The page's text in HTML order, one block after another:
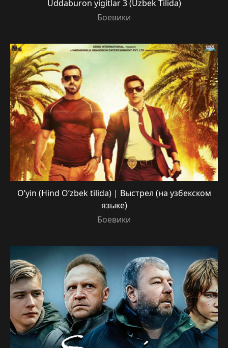
Uddaburon yigitlar 3 (Uzbek Tilida)
Боевики
O’yin (Hind O’zbek tilida) | Выстрел (на узбекском
языке)
Боевики